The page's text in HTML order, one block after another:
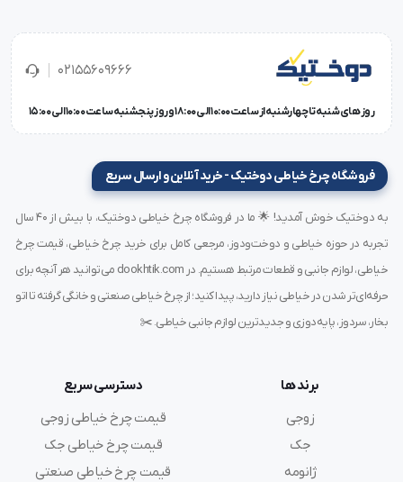
02155609666
روز های شنبه تا چهارشنبه از ساعت 10:00 الی 18:00 و روز پنجشنبه ساعت 10:00 الی 15:00
فروشگاه چرخ خیاطی دوختیک - خرید آنلاین و ارسال سریع
به دوختیک خوش آمدید! 🌟 ما در فروشگاه چرخ خیاطی دوختیک، با بیش از ۴۰ سال
تجربه در حوزه خیاطی و دوخت‌ودوز، مرجعی کامل برای خرید چرخ خیاطی، قیمت چرخ
خیاطی، لوازم جانبی و قطعات مرتبط هستیم. در dookhtik.com می‌توانید هر آنچه برای
حرفه‌ای‌تر شدن در خیاطی نیاز دارید، پیدا کنید؛ از چرخ خیاطی صنعتی و خانگی گرفته تا اتو
بخار، سردوز، پایه‌دوزی و جدیدترین لوازم جانبی خیاطی. ✂️
برند ها
زوجی
جک
ژانومه
دسترسی سریع
قیمت چرخ خیاطی زوجی
قیمت چرخ خیاطی جک
قیمت چرخ خیاطی صنعتی